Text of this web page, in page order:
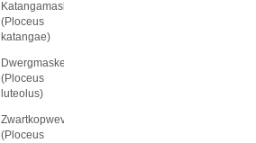
Katangamaskerwever
(Ploceus
katangae)
Dwergmaskerwever
(Ploceus
luteolus)
Zwartkopwever
(Ploceus